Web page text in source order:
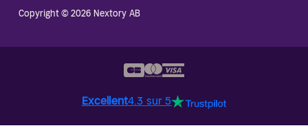
Copyright © 2026 Nextory AB
Excellent4.3 sur 5